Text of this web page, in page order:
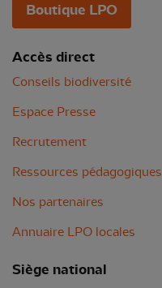
Boutique LPO
Accès direct
Conseils biodiversité
Espace Presse
Recrutement
Ressources pédagogiques
Nos partenaires
Annuaire LPO locales
Siège national